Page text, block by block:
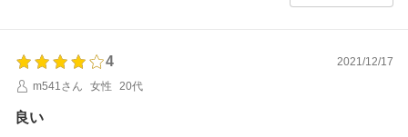
4
2021/12/17
m541さん
女性 20代
良い